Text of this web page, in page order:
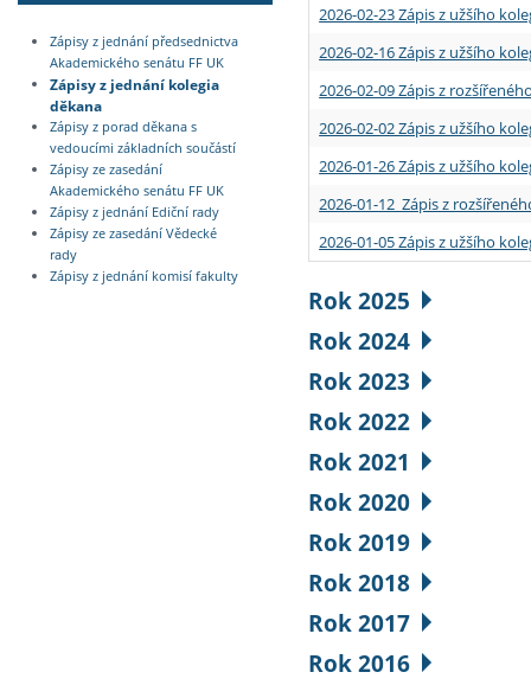
Zápisy z jednání předsednictva
Akademického senátu FF UK
Zápisy z jednání kolegia
děkana
Zápisy z porad děkana s
vedoucími základních součástí
Zápisy ze zasedání
Akademického senátu FF UK
Zápisy z jednání Ediční rady
Zápisy ze zasedání Vědecké
rady
Zápisy z jednání komisí fakulty
2026-02-23 Zápis z užšího
2026-02-16 Zápis z užšího
2026-02-09 Zápis z
2026-02-02 Zápis z užšího
2026-01-26 Zápis z užšího
2026-01-12 Zápis z
2026-01-05 Zápis z užšího
Rok 2025
Rok 2024
Rok 2023
Rok 2022
Rok 2021
Rok 2020
Rok 2019
Rok 2018
Rok 2017
Rok 2016